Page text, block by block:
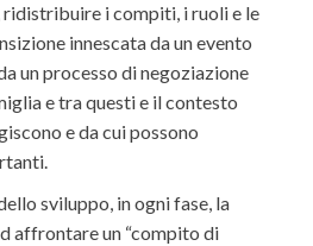
i compiti, i ruoli e le
innescata da un evento
un processo di negoziazione
e tra questi e il contesto
e da cui possono
sviluppo, in ogni fase, la
affrontare un “compito di